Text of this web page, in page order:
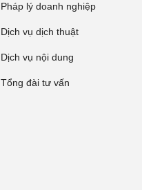
Pháp lý doanh nghiệp
Dịch vụ dịch thuật
Dịch vụ nội dung
Tổng đài tư vấn